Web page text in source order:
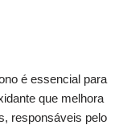
é essencial para
que melhora
responsáveis pelo